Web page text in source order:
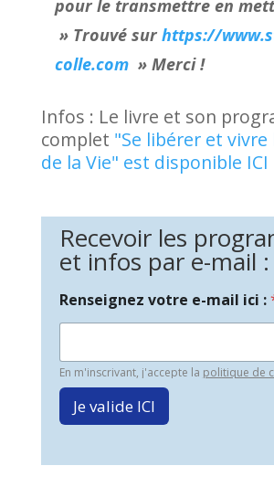
pour le transmettre en
» Trouvé sur https://
colle.com» Merci !
Infos : Le livre et son
complet "Se libérer et vivre
de la Vie" est disponible ICI
Recevoir les
et infos par e-mail :
Renseignez votre e-mail ici :
En m'inscrivant, j'accepte la politique de
Je valide ICI